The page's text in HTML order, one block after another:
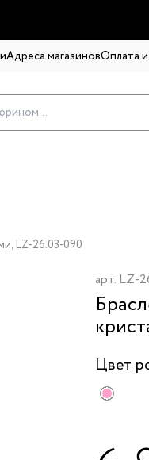
Адреса магазиновОплата
LZ-26.03-090
арт. LZ-
Цвет